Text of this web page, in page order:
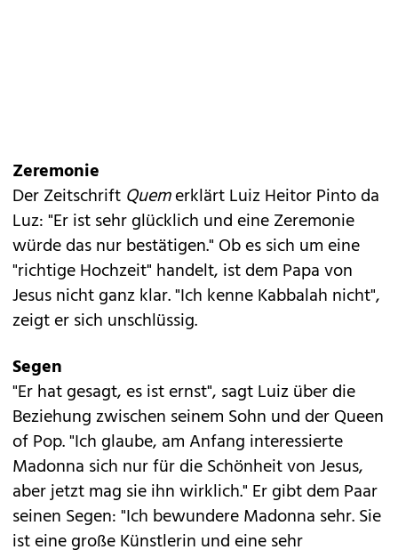
Zeremonie
Der Zeitschrift Quemerklärt Luiz Heitor Pinto da
Luz: "Er ist sehr glücklich und eine Zeremonie
würde das nur bestätigen." Ob es sich um eine
"richtige Hochzeit" handelt, ist dem Papa von
Jesus nicht ganz klar. "Ich kenne Kabbalah nicht",
zeigt er sich unschlüssig.
Segen
"Er hat gesagt, es ist ernst", sagt Luiz über die
Beziehung zwischen seinem Sohn und der Queen
of Pop. "Ich glaube, am Anfang interessierte
Madonna sich nur für die Schönheit von Jesus,
aber jetzt mag sie ihn wirklich." Er gibt dem Paar
seinen Segen: "Ich bewundere Madonna sehr. Sie
ist eine große Künstlerin und eine sehr